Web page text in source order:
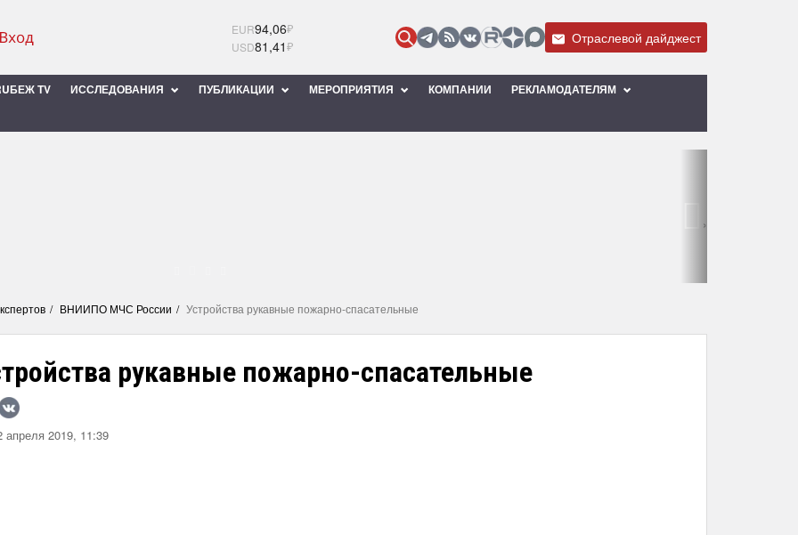
EUR94,06₽
USD81,41₽ Отраслевой дайджест
TV ИССЛЕДОВАНИЯ ПУБЛИКАЦИИ МЕРОПРИЯТИЯ КОМПАНИИ
РЕКЛАМОДАТЕЛЯМ
›
ВНИИПО МЧС России Устройства рукавные пожарно-спасательные
рукавные пожарно-спасательные
апреля 2019, 11:39